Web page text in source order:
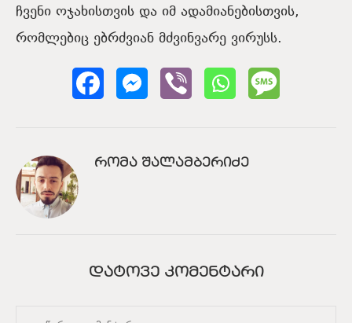
ჩვენი ოჯახისთვის და იმ ადამიანებისთვის,
რომლებიც ებრძვიან მძვინვარე ვირუსს.
ᲠᲝᲛᲐ ᲨᲐᲚᲐᲛᲑᲔᲠᲘᲫᲔ
ᲓᲐᲢᲝᲕᲔ ᲙᲝᲛᲔᲜᲢᲐᲠᲘ